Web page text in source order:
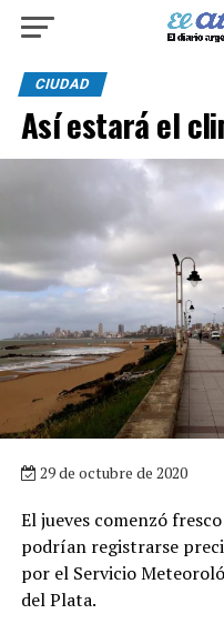
CIUDAD
Así estará el
29 de octubre de 2020
El jueves comenzó
podrían registrarse
por el Servicio
del Plata.